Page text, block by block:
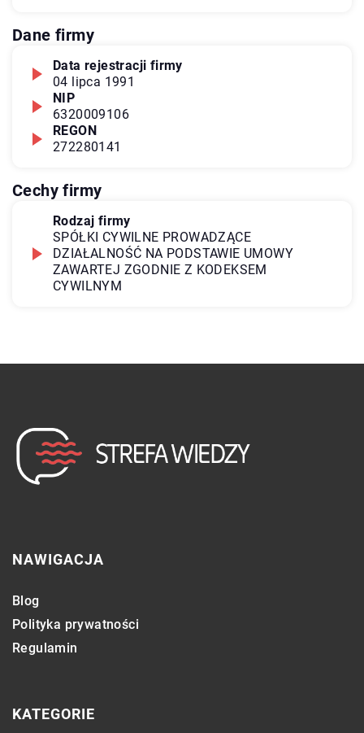
Dane firmy
Data rejestracji firmy
04 lipca 1991
NIP
6320009106
REGON
272280141
Cechy firmy
Rodzaj firmy
SPÓŁKI CYWILNE PROWADZĄCE
DZIAŁALNOŚĆ NA PODSTAWIE UMOWY
ZAWARTEJ ZGODNIE Z KODEKSEM
CYWILNYM
NAWIGACJA
Blog
Polityka prywatności
Regulamin
KATEGORIE